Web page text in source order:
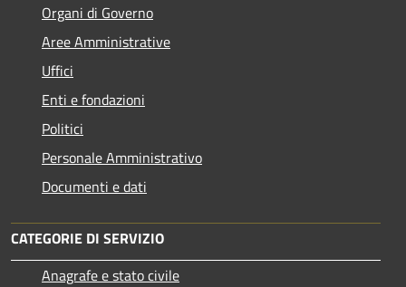
Organi di Governo
Aree Amministrative
Uffici
Enti e fondazioni
Politici
Personale Amministrativo
Documenti e dati
CATEGORIE DI SERVIZIO
Anagrafe e stato civile